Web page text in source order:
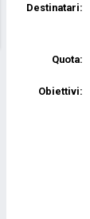
Destinatari:
Quota:
Obiettivi: